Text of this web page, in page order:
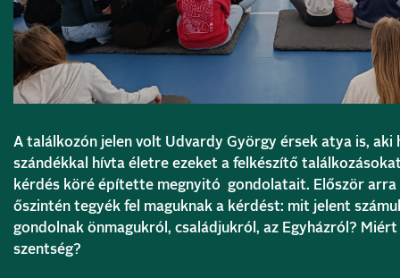
A találkozón jelen volt Udvardy György érsek atya is, aki
szándékkal hívta életre ezeket a felkészítő
kérdés köré építette megnyitó gondolatait. Először
őszintén tegyék fel maguknak a kérdést: mit jelent
gondolnak önmagukról, családjukról, az Egyházról?
szentség?